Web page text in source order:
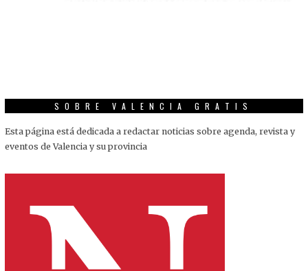
SOBRE VALENCIA GRATIS
Esta página está dedicada a redactar noticias sobre agenda, revista y
eventos de Valencia y su provincia